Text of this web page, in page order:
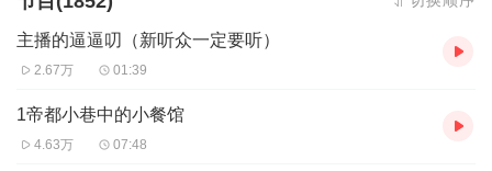
的十阶神兽，地狱犬。
哦，那个厨师还有一个可以单手捏死九品至尊的铁疙瘩助手和
一群被征服了胃的疯狂女人。
主播的逼逼叨（新听众一定要听）
2.67万 01:39
1帝都小巷中的小餐馆
4.63万 07:48